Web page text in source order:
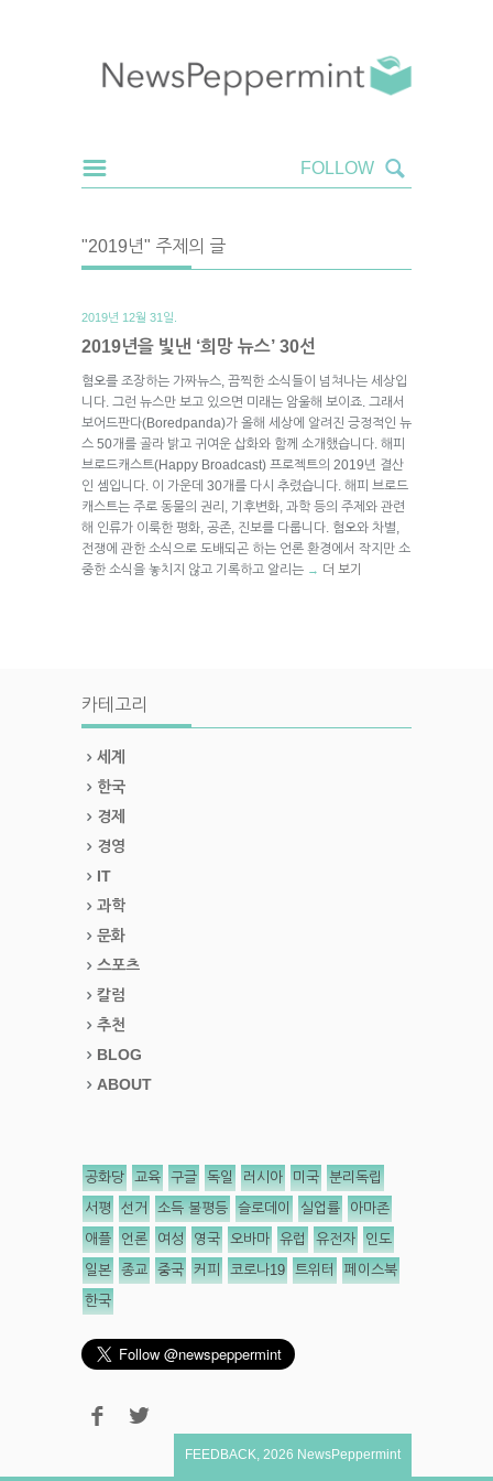
"2019년" 주제의 글
2019년 12월 31일.
2019년을 빛낸 ‘희망 뉴스’ 30선
혐오를 조장하는 가짜뉴스, 끔찍한 소식들이 넘쳐나는 세상입
니다. 그런 뉴스만 보고 있으면 미래는 암울해 보이죠. 그래서
보어드판다(Boredpanda)가 올해 세상에 알려진 긍정적인 뉴
스 50개를 골라 밝고 귀여운 삽화와 함께 소개했습니다. 해피
브로드캐스트(Happy Broadcast) 프로젝트의 2019년 결산
인 셈입니다. 이 가운데 30개를 다시 추렸습니다. 해피 브로드
캐스트는 주로 동물의 권리, 기후변화, 과학 등의 주제와 관련
해 인류가 이룩한 평화, 공존, 진보를 다룹니다. 혐오와 차별,
전쟁에 관한 소식으로 도배되곤 하는 언론 환경에서 작지만 소
중한 소식을 놓치지 않고 기록하고 알리는 → 더 보기
카테고리
세계
한국
경제
경영
IT
과학
문화
스포츠
칼럼
추천
BLOG
ABOUT
공화당 교육 구글 독일 러시아 미국 분리독립
서평 선거 소득 불평등 슬로데이 실업률 아마존
애플 언론 여성 영국 오바마 유럽 유전자 인도
일본 종교 중국 커피 코로나19 트위터 페이스북
한국
FEEDBACK 2026 NewsPeppermint